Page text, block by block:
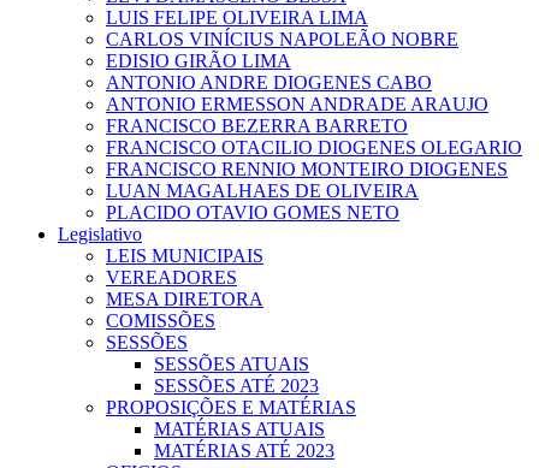
LUIS FELIPE OLIVEIRA LIMA
CARLOS VINÍCIUS NAPOLEÃO NOBRE
EDISIO GIRÃO LIMA
ANTONIO ANDRE DIOGENES CABO
ANTONIO ERMESSON ANDRADE ARAUJO
FRANCISCO BEZERRA BARRETO
FRANCISCO OTACILIO DIOGENES OLEGARIO
FRANCISCO RENNIO MONTEIRO DIOGENES
LUAN MAGALHAES DE OLIVEIRA
PLACIDO OTAVIO GOMES NETO
Legislativo
LEIS MUNICIPAIS
VEREADORES
MESA DIRETORA
COMISSÕES
SESSÕES
SESSÕES ATUAIS
SESSÕES ATÉ 2023
PROPOSIÇÕES E MATÉRIAS
MATÉRIAS ATUAIS
MATÉRIAS ATÉ 2023